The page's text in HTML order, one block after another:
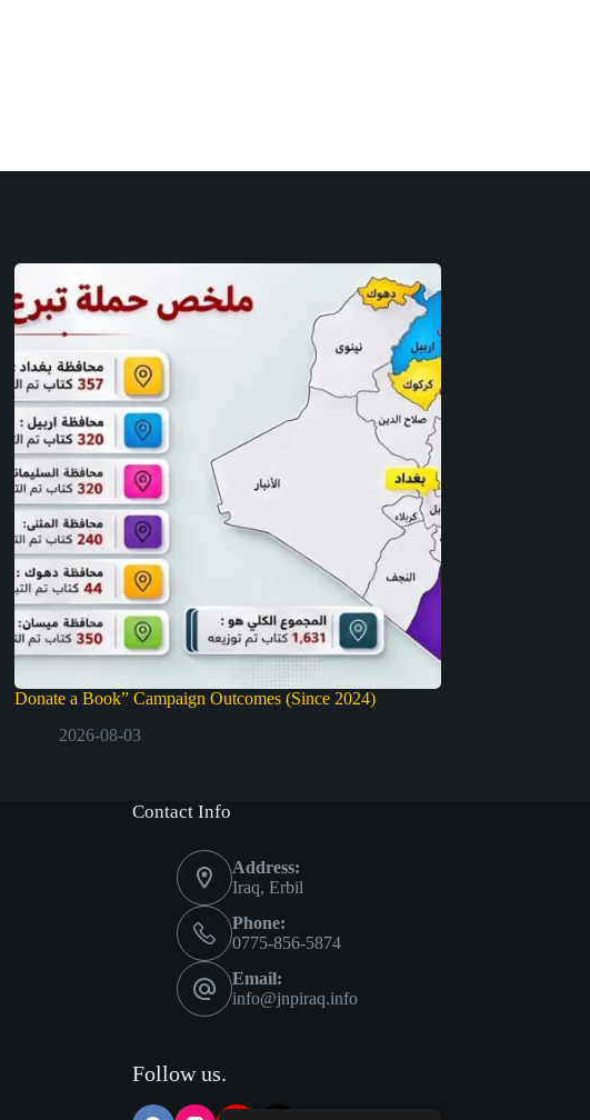
Donate a Book” Campaign Outcomes (Since 2024)
2026-08-03
Contact Info
Address:
Iraq, Erbil
Phone:
0775-856-5874
Email:
info@jnpiraq.info
Follow us.